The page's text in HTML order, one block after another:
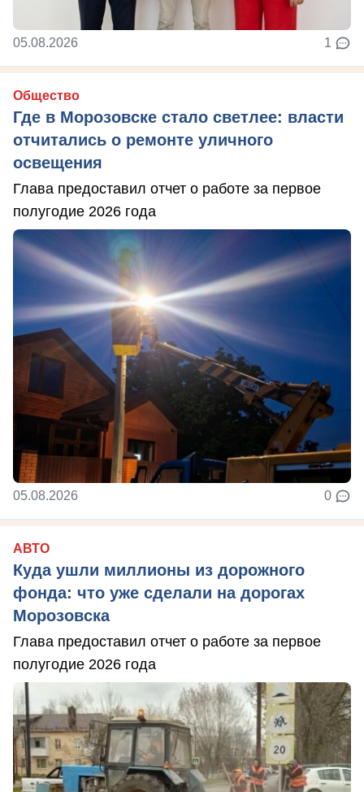
05.08.2026 1
Общество
Где в Морозовске стало светлее: власти
отчитались о ремонте уличного
освещения
Глава предоставил отчет о работе за первое
полугодие 2026 года
05.08.2026 0
АВТО
Куда ушли миллионы из дорожного
фонда: что уже сделали на дорогах
Морозовска
Глава предоставил отчет о работе за первое
полугодие 2026 года